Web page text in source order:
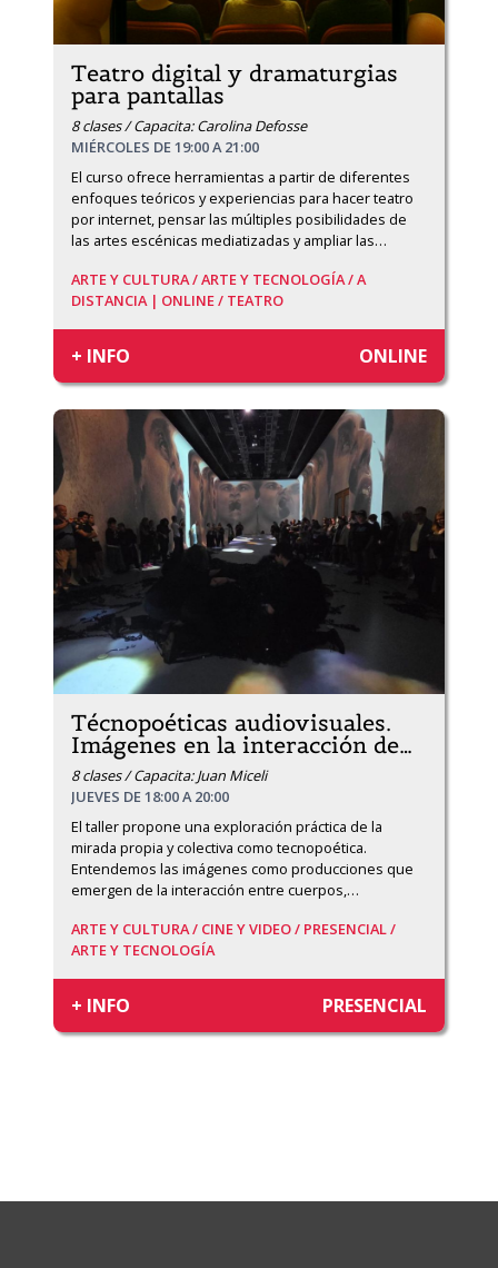
Teatro digital y dramaturgias
para pantallas
8 clases / Capacita: Carolina Defosse
MIÉRCOLES DE 19:00 A 21:00
El curso ofrece herramientas a partir de diferentes
enfoques teóricos y experiencias para hacer teatro
por internet, pensar las múltiples posibilidades de
las artes escénicas mediatizadas y ampliar las…
ARTE Y CULTURA /ARTE Y TECNOLOGÍA /A
DISTANCIA | ONLINE / TEATRO
+ INFO ONLINE
Técnopoéticas audiovisuales.
Imágenes en la interacción de…
8 clases / Capacita: Juan Miceli
JUEVES DE 18:00 A 20:00
El taller propone una exploración práctica de la
mirada propia y colectiva como tecnopoética.
Entendemos las imágenes como producciones que
emergen de la interacción entre cuerpos,…
ARTE Y CULTURA / CINE Y VIDEO / PRESENCIAL /
ARTE Y TECNOLOGÍA
+ INFO PRESENCIAL